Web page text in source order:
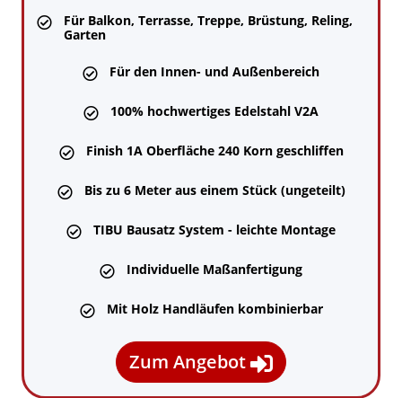

Für Balkon, Terrasse, Treppe, Brüstung, Reling,
Garten
 Für den Innen- und Außenbereich
 100% hochwertiges Edelstahl V2A
 Finish 1A Oberfläche 240 Korn geschliffen
 Bis zu 6 Meter aus einem Stück (ungeteilt)
 TIBU Bausatz System - leichte Montage
 Individuelle Maßanfertigung
 Mit Holz Handläufen kombinierbar
Zum Angebot 